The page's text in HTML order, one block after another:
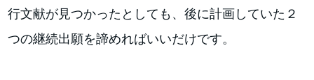
行文献が見つかったとしても、後に計画していた２
つの継続出願を諦めればいいだけです。